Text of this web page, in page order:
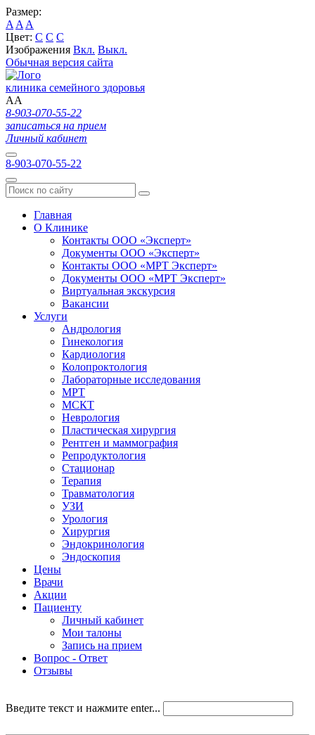
Размер:
A A A
Цвет: C C C
Изображения Вкл. Выкл.
Обычная версия сайта
клиника семейного здоровья
AA
8-903-070-55-22
записаться на прием
Личный кабинет
8-903-070-55-22
Главная
О Клинике
Контакты ООО «Эксперт»
Документы ООО «Эксперт»
Контакты ООО «МРТ Эксперт»
Документы ООО «МРТ Эксперт»
Виртуальная экскурсия
Вакансии
Услуги
Андрология
Гинекология
Кардиология
Колопроктология
Лабораторные исследования
МРТ
МСКТ
Неврология
Пластическая хирургия
Рентген и маммография
Репродуктология
Стационар
Терапия
Травматология
УЗИ
Урология
Хирургия
Эндокринология
Эндоскопия
Цены
Врачи
Акции
Пациенту
Личный кабинет
Мои талоны
Запись на прием
Вопрос - Ответ
Отзывы
Введите текст и нажмите enter...